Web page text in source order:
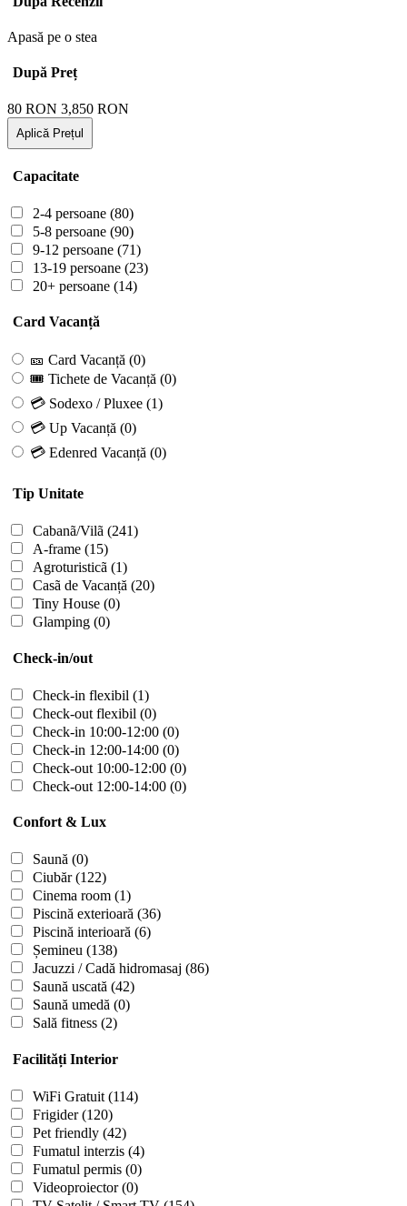
Apasă pe o stea
După Preț
80 RON 3,850 RON
Aplică Prețul
Capacitate
2-4 persoane (80)
5-8 persoane (90)
9-12 persoane (71)
13-19 persoane (23)
20+ persoane (14)
Card Vacanță
🎫 Card Vacanță (0)
🎟 Tichete de Vacanță (0)
💳 Sodexo / Pluxee (1)
💳 Up Vacanță (0)
💳 Edenred Vacanță (0)
Tip Unitate
Cabanã/Vilã (241)
A-frame (15)
Agroturisticã (1)
Casã de Vacanță (20)
Tiny House (0)
Glamping (0)
Check-in/out
Check-in flexibil (1)
Check-out flexibil (0)
Check-in 10:00-12:00 (0)
Check-in 12:00-14:00 (0)
Check-out 10:00-12:00 (0)
Check-out 12:00-14:00 (0)
Confort & Lux
Saună (0)
Ciubăr(122)
Cinema room (1)
Piscină exterioară (36)
Piscină interioară (6)
Șemineu (138)
Jacuzzi / Cadă hidromasaj (86)
Saună uscată (42)
Saună umedă (0)
Sală fitness (2)
Facilități Interior
WiFi Gratuit (114)
Frigider(120)
Pet friendly (42)
Fumatul interzis (4)
Fumatul permis (0)
Videoproiector(0)